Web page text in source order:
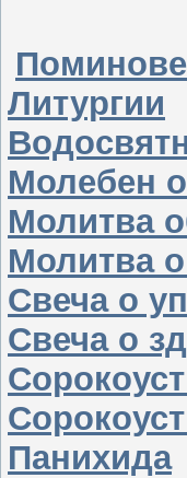
Литургии
Молебен
Молитва
Молитва
Свеча о
Свеча о
Панихида